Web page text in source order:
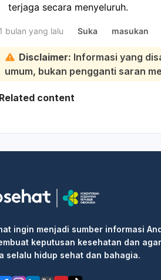
terjaga secara menyeluruh.
1 bulan yang lalu Suka masukan
Disclaimer: Informasi yang
umum, bukan pengganti saran
Related content
ingin menjadi sumber informasi
keputusan kesehatan dan agar
selalu hidup sehat dan bahagia.